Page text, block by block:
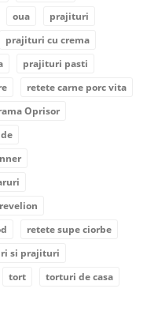
oua
prajituri
prajituri cu crema
prajituri pasti
retete carne porc vita
Oprisor
retete supe ciorbe
si prajituri
tort
torturi de casa